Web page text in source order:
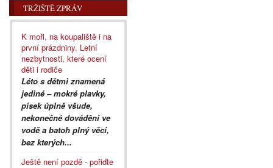
TRŽIŠTĚ ZPRÁV
K moři, na koupaliště i na
první prázdniny. Letní
nezbytnosti, které ocení
děti i rodiče
Léto s dětmi znamená
jediné – mokré plavky,
písek úplně všude,
nekonečné dovádění ve
vodě a batoh plný věcí,
bez kterých...
Ještě není pozdě - pořiďte